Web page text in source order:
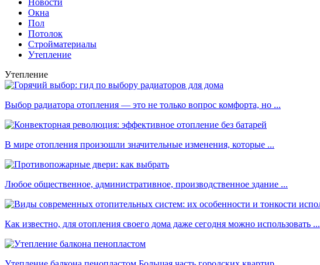
Новости
Окна
Пол
Потолок
Стройматериалы
Утепление
Утепление
Выбор радиатора отопления — это не только вопрос комфорта, но ...
В мире отопления произошли значительные изменения, которые ...
Любое общественное, административное, производственное здание ...
Как известно, для отопления своего дома даже сегодня можно использовать ...